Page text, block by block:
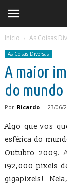
Início As Coisas
As Coisas Diversas
A maior
do mundo
Por Ricardo - 23/06/
Algo que vos
esférica do
Outubro 2009.
192,000 pixels
gigapixels!